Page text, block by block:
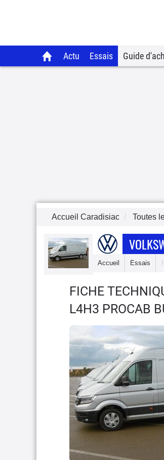
Actu Essais Guide
Accueil Caradisiac Toutes
Accueil Essais
FICHE
L4H3 PROCAB